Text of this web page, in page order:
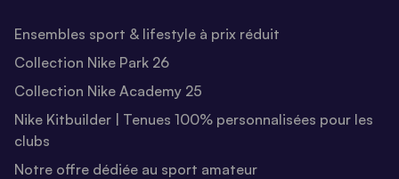
Ensembles sport & lifestyle à prix réduit
Collection Nike Park 26
Collection Nike Academy 25
Nike Kitbuilder | Tenues 100% personnalisées pour les
clubs
Notre offre dédiée au sport amateur